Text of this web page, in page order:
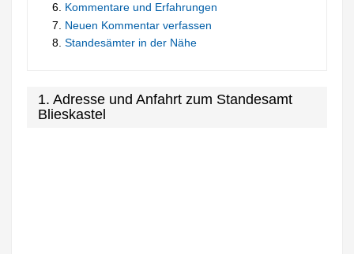
Kommentare und Erfahrungen
Neuen Kommentar verfassen
Standesämter in der Nähe
1. Adresse und Anfahrt zum Standesamt
Blieskastel